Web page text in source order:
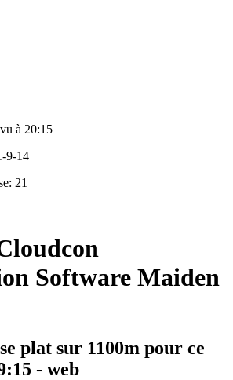
à 20:15
9-14
21
Software Maiden
plat sur 1100m pour ce
- web